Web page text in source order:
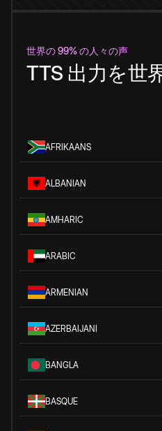
世界の 99% の人々の声
TTS 出力を世
AFRIKAANS
ALBANIAN
AMHARIC
ARABIC
ARMENIAN
AZERBAIJANI
BANGLA
BASQUE